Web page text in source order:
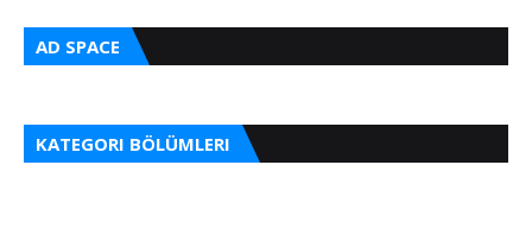
AD SPACE
KATEGORI BÖLÜMLERI